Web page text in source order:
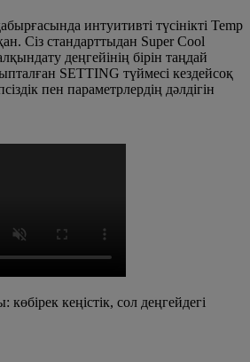
интуитивті түсінікті Temp
Сіз стандарттыдан Super Cool
деңгейінің бірін таңдай
SETTING түймесі кездейсоқ
пен параметрлердің дәлдігін
кеңістік, сол деңгейдегі